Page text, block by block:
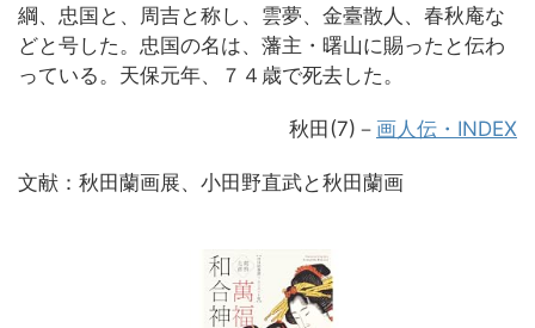
綱、忠国と、周吉と称し、雲夢、金臺散人、春秋庵な
どと号した。忠国の名は、藩主・曙山に賜ったと伝わ
っている。天保元年、７４歳で死去した。
秋田(7)－ 画人伝・INDEX
文献：秋田蘭画展、小田野直武と秋田蘭画